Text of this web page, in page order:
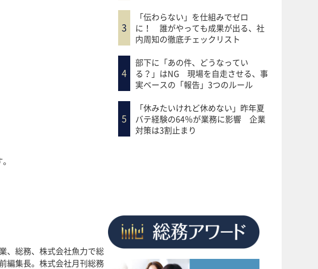
「伝わらない」を仕組みでゼロ
に！ 誰がやっても成果が出る、社
内周知の徹底チェックリスト
部下に「あの件、どうなってい
る？」はNG 現場を自走させる、事
実ベースの「報告」3つのルール
「休みたいけれど休めない」昨年夏
バテ経験の64％が業務に影響 企業
対策は3割止まり
、総務、株式会社魚力で総
編集長。株式会社月刊総務